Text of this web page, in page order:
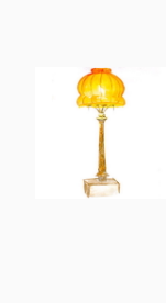
содержимому